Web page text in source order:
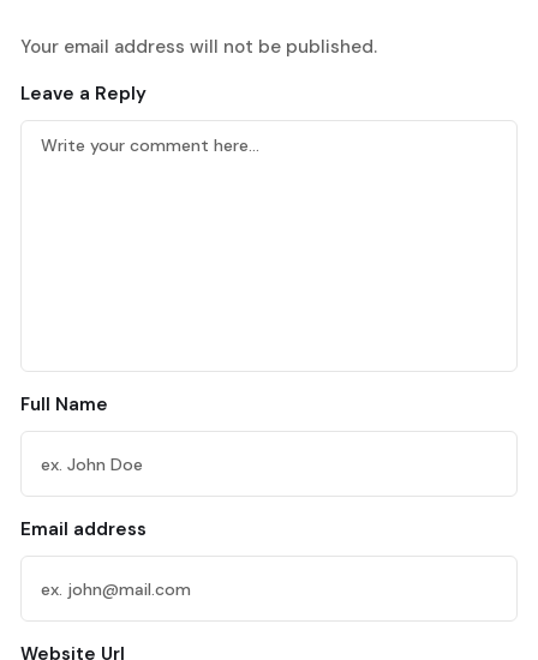
Your email address will not be published.
Leave a Reply
Full Name
Email address
Website Url